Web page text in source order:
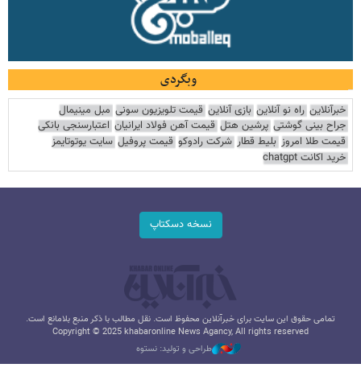
وبگردی
خبرآنلاین راه نو آنلاین بازی آنلاین قیمت تلویزیون سونی مبل مینیمال
جراح بینی گوشتی پرشین هتل قیمت آهن فولاد ایرانیان اعتبارسنجی بانکی
قیمت طلا امروز بلیط قطار شرکت رادوکو قیمت پروفیل سایت یوتوتایمز
خرید اکانت chatgpt
نسخه دسکتاپ
تمامی حقوق این سایت برای خبرآنلاین محفوظ است. نقل مطالب با ذکر منبع بلامانع است.
Copyright © 2025 khabaronline News Agancy, All rights reserved
طراحی و تولید: نستوه